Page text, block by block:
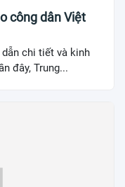
công dân Việt
chi tiết và kinh
đây, Trung...